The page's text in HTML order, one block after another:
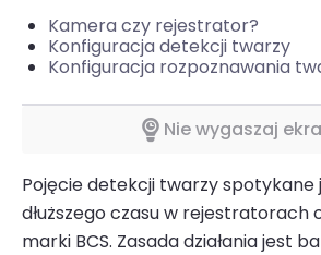
Kamera czy rejestrator?
Konfiguracja detekcji twarzy
Konfiguracja rozpoznawania
Nie wygaszaj
Pojęcie detekcji twarzy spotykane
dłuższego czasu w rejestratorach
marki BCS. Zasada działania jest